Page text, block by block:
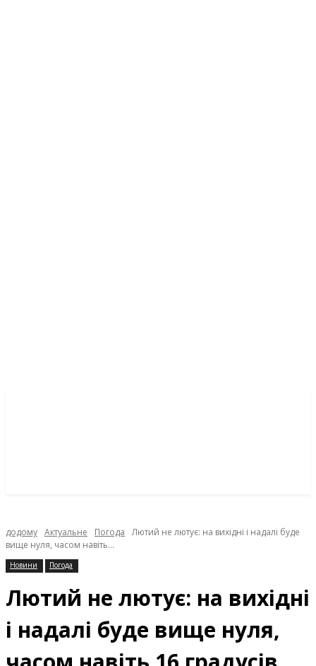
додому Актуальне Погода
Лютий не лютує: на вихідні і надалі буде
вище нуля, часом навіть...
Новини Погода
Лютий не лютує: на вихідні
і надалі буде вище нуля,